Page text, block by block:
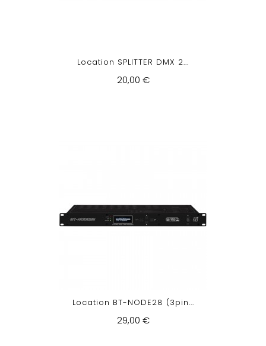
Location SPLITTER DMX 2...
20,00 €
Location BT-NODE28 (3pin...
29,00 €